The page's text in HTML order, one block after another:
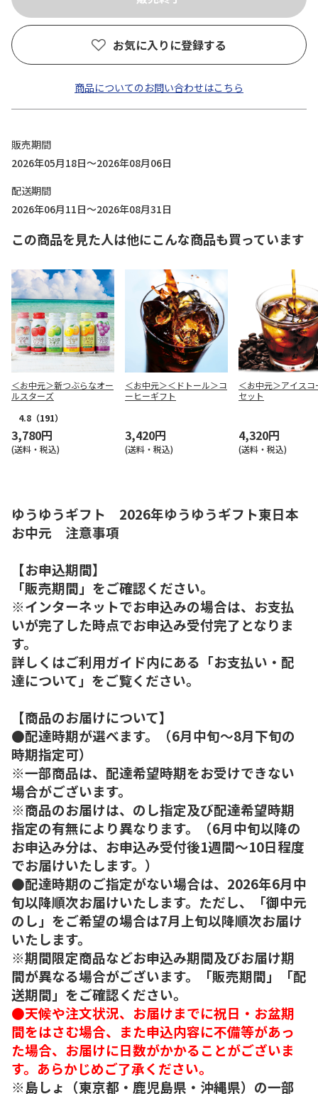
お気に入りに登録する
商品についてのお問い合わせはこちら
販売期間
2026年05月18日～2026年08月06日
配送期間
2026年06月11日～2026年08月31日
この商品を見た人は他にこんな商品も買っています
＜お中元＞新つぶらなオー
ルスターズ
4.8 （191）
3,780円
(送料・税込)
＜お中元＞＜ドトール＞コ
ーヒーギフト
3,420円
(送料・税込)
＜お中元＞アイスコ
セット
4,320円
(送料・税込)
ゆうゆうギフト 2026年ゆうゆうギフト東日本
お中元 注意事項
【お申込期間】
「販売期間」をご確認ください。
※インターネットでお申込みの場合は、お支払
いが完了した時点でお申込み受付完了となりま
す。
詳しくはご利用ガイド内にある「お支払い・配
達について」をご覧ください。
【商品のお届けについて】
●配達時期が選べます。（6月中旬～8月下旬の
時期指定可）
※一部商品は、配達希望時期をお受けできない
場合がございます。
※商品のお届けは、のし指定及び配達希望時期
指定の有無により異なります。（6月中旬以降の
お申込み分は、お申込み受付後1週間～10日程度
でお届けいたします。）
●配達時期のご指定がない場合は、2026年6月中
旬以降順次お届けいたします。ただし、「御中元
のし」をご希望の場合は7月上旬以降順次お届け
いたします。
※期間限定商品などお申込み期間及びお届け期
間が異なる場合がございます。「販売期間」「配
送期間」をご確認ください。
●天候や注文状況、お届けまでに祝日・お盆期
間をはさむ場合、また申込内容に不備等があっ
た場合、お届けに日数がかかることがございま
す。あらかじめご了承ください。
※島しょ（東京都・鹿児島県・沖縄県）の一部